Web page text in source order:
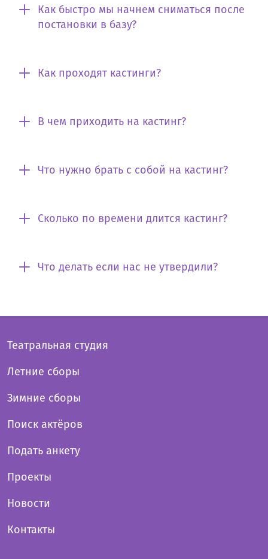
Как быстро мы начнем сниматься после
постановки в базу?
Как проходят кастинги?
В чем приходить на кастинг?
Что нужно брать с собой на кастинг?
Сколько по времени длится кастинг?
Что делать если нас не утвердили?
Театральная студия
Летние сборы
Зимние сборы
Поиск актёров
Подать анкету
Проекты
Новости
Контакты